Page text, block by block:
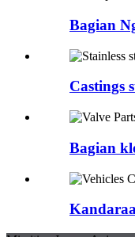
Bagian
Castings
Bagian